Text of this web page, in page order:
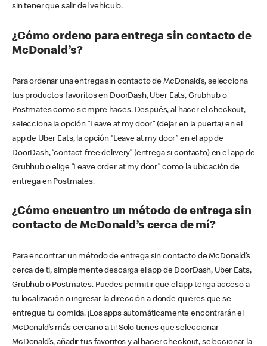
sin tener que salir del vehículo.
¿Cómo ordeno para entrega sin contacto de
McDonald’s?
Para ordenar una entrega sin contacto de McDonald’s, selecciona
tus productos favoritos en DoorDash, Uber Eats, Grubhub o
Postmates como siempre haces. Después, al hacer el checkout,
selecciona la opción “Leave at my door” (dejar en la puerta) en el
app de Uber Eats, la opción “Leave at my door” en el app de
DoorDash, “contact-free delivery” (entrega si contacto) en el app de
Grubhub o elige “Leave order at my door” como la ubicación de
entrega en Postmates.
¿Cómo encuentro un método de entrega sin
contacto de McDonald’s cerca de mí?
Para encontrar un método de entrega sin contacto de McDonald’s
cerca de ti, simplemente descarga el app de DoorDash, Uber Eats,
Grubhub o Postmates. Puedes permitir que el app tenga acceso a
tu localización o ingresar la dirección a donde quieres que se
entregue tu comida. ¡Los apps automáticamente encontrarán el
McDonald’s más cercano a ti! Solo tienes que seleccionar
McDonald’s, añadir tus favoritos y al hacer checkout, seleccionar la